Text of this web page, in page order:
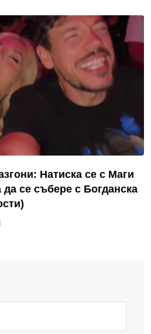
Натиска се с Маги
се събере с Богданска